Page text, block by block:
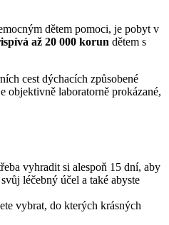
dětem pomoci, je pobyt v
až 20 000 korun dětem s
cest dýchacích způsobené
objektivně laboratorně prokázané,
vyhradit si alespoň 15 dní, aby
léčebný účel a také abyste
vybrat, do kterých krásných